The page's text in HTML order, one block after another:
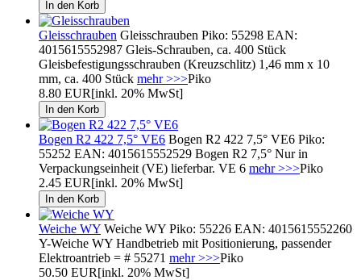
Gleisschrauben Gleisschrauben Piko: 55298 EAN:
4015615552987 Gleis-Schrauben, ca. 400 Stück
Gleisbefestigungsschrauben (Kreuzschlitz) 1,46 mm x 10
mm, ca. 400 Stück mehr >>>Piko
8.80 EUR[inkl. 20% MwSt]
Bogen R2 422 7,5° VE6 Bogen R2 422 7,5° VE6 Piko:
55252 EAN: 4015615552529 Bogen R2 7,5° Nur in
Verpackungseinheit (VE) lieferbar. VE 6 mehr >>>Piko
2.45 EUR[inkl. 20% MwSt]
Weiche WY Weiche WY Piko: 55226 EAN: 4015615552260
Y-Weiche WY Handbetrieb mit Positionierung, passender
Elektroantrieb = # 55271 mehr >>>Piko
50.50 EUR[inkl. 20% MwSt]